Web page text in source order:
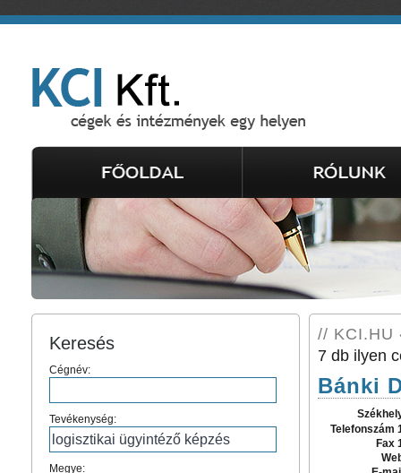
Keresés
Cégnév:
Tevékenység:
Megye:
// KCI.HU
7 db ilyen
Bánki
Telefonszám
Fax